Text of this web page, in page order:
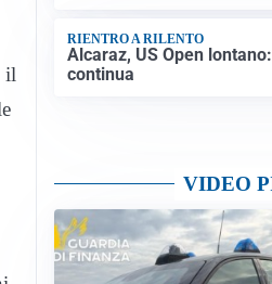
il
RIENTRO A RILENTO
Alcaraz, US Open
continua
VIDEO